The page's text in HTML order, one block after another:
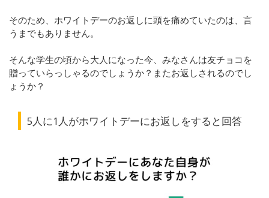
そのため、ホワイトデーのお返しに頭を痛めていたのは、言
うまでもありません。
そんな学生の頃から大人になった今、みなさんは友チョコを
贈っていらっしゃるのでしょうか？またお返しされるのでし
ょうか？
5人に1人がホワイトデーにお返しをすると回答